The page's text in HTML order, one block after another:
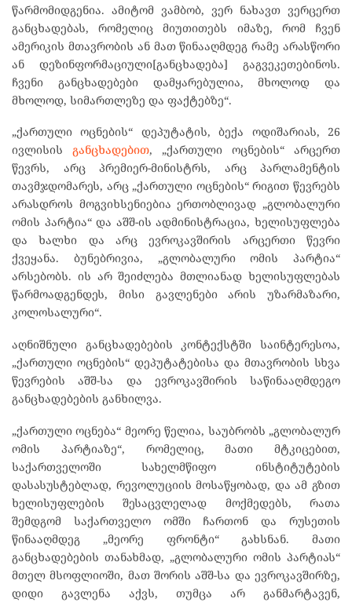
წარმომიდგენია. ამიტომ ვამბობ, ვერ ნახავთ ვერცერთ
განცხადებას, რომელიც მიუთითებს იმაზე, რომ ჩვენ
ამერიკის მთავრობის ან მათ წინააღმდეგ რამე არასწორი
ან დეზინფორმაციული[განცხადება] გაგვეკეთებინოს.
ჩვენი განცხადებები დამყარებულია, მხოლოდ და
მხოლოდ, სიმართლეზე და ფაქტებზე“.
„ქართული ოცნების“ დეპუტატის, ბექა ოდიშარიას, 26
ივლისის განცხადებით, „ქართული ოცნების“ არცერთ
წევრს, არც პრემიერ-მინისტრს, არც პარლამენტის
თავმჯდომარეს, არც „ქართული ოცნების“ რიგით წევრებს
არასდროს მოგვიხსენიებია ერთობლივად „გლობალური
ომის პარტია“ და აშშ-ის ადმინისტრაცია, ხელისუფლება
და ხალხი და არც ევროკავშირის არცერთი წევრი
ქვეყანა. ბუნებრივია, „გლობალური ომის პარტია“
არსებობს. ის არ შეიძლება მთლიანად ხელისუფლებას
წარმოადგენდეს, მისი გავლენები არის უზარმაზარი,
კოლოსალური“.
აღნიშნული განცხადებების კონტექსტში საინტერესოა,
„ქართული ოცნების“ დეპუტატებისა და მთავრობის სხვა
წევრების აშშ-სა და ევროკავშირის საწინააღმდეგო
განცხადებების განხილვა.
„ქართული ოცნება“ მეორე წელია, საუბრობს „გლობალურ
ომის პარტიაზე“, რომელიც, მათი მტკიცებით,
საქართველოში სახელმწიფო ინსტიტუტების
დასასუსტებლად, რევოლუციის მოსაწყობად, და ამ გზით
ხელისუფლების შესაცვლელად მოქმედებს, რათა
შემდგომ საქართველო ომში ჩართონ და რუსეთის
წინააღმდეგ „მეორე ფრონტი“ გახსნან. მათი
განცხადებების თანახმად, „გლობალური ომის პარტიას“
მთელ მსოფლიოში, მათ შორის აშშ-სა და ევროკავშირზე,
დიდი გავლენა აქვს, თუმცა არ განმარტავენ,